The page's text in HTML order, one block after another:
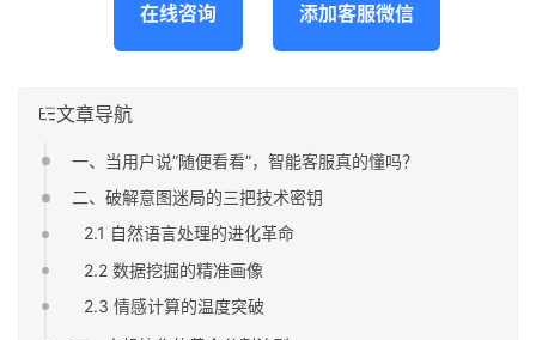
在线咨询 添加客服微信
文章导航
一、当用户说”随便看看”，智能客服真的懂吗？
二、破解意图迷局的三把技术密钥
2.1 自然语言处理的进化革命
2.2 数据挖掘的精准画像
2.3 情感计算的温度突破